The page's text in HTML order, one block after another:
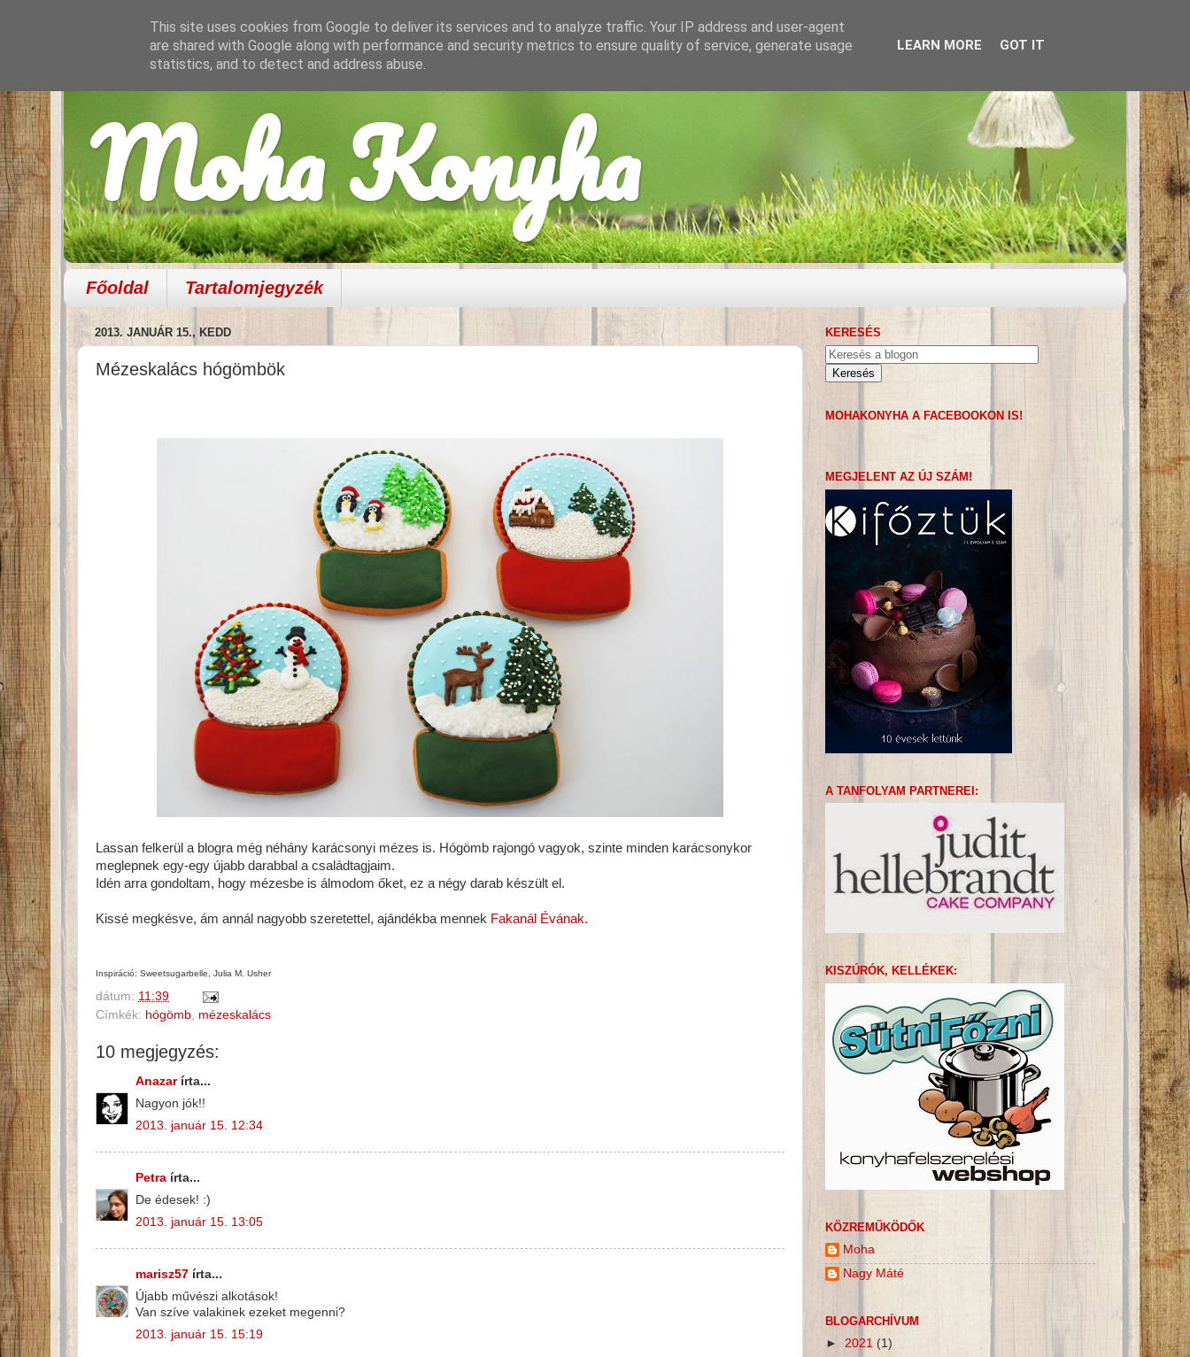
Moha Konyha
Főoldal Tartalomjegyzék
2013. JANUÁR 15., KEDD
Mézeskalács hógömbök
Lassan felkerül a blogra még néhány karácsonyi mézes is. Hógömb rajongó vagyok, szinte minden karácsonykor
meglepnek egy-egy újabb darabbal a családtagjaim.
Idén arra gondoltam, hogy mézesbe is álmodom őket, ez a négy darab készült el.
Kissé megkésve, ám annál nagyobb szeretettel, ajándékba mennek Fakanál Évának.
Inspiráció: Sweetsugarbelle, Julia M. Usher
dátum: 11:39
Címkék: hógömb mézeskalács
10 megjegyzés:
Anazarírta...
Nagyon jók!!
2013. január 15. 12:34
Petra írta...
De édesek! :)
2013. január 15. 13:05
marisz57 írta...
Újabb művészi alkotások!
Van szíve valakinek ezeket megenni?
2013. január 15. 15:19
KERESÉS
MOHAKONYHA A FACEBOOKON IS!
MEGJELENT AZ ÚJ SZÁM!
A TANFOLYAM PARTNEREI:
KISZÚRÓK, KELLÉKEK:
KÖZREMŰKÖDŐK
Moha
Nagy Máté
BLOGARCHÍVUM
► 2021 (1)
This site uses cookies from Google to deliver its services and to analyze traffic. Your IP address and user-agent
are shared with Google along with performance and security metrics to ensure quality of service, generate usage
statistics, and to detect and address abuse.
LEARN MORE GOT IT